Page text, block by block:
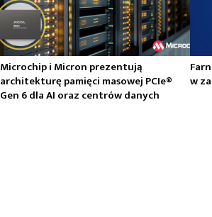
Microchip i Micron prezentują
architekturę pamięci masowej PCIe®
Gen 6 dla AI oraz centrów danych
w